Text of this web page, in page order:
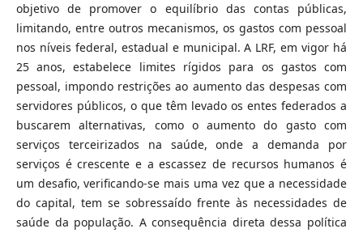
objetivo de promover o equilíbrio das contas públicas,
limitando, entre outros mecanismos, os gastos com pessoal
nos níveis federal, estadual e municipal. A LRF, em vigor há
25 anos, estabelece limites rígidos para os gastos com
pessoal, impondo restrições ao aumento das despesas com
servidores públicos, o que têm levado os entes federados a
buscarem alternativas, como o aumento do gasto com
serviços terceirizados na saúde, onde a demanda por
serviços é crescente e a escassez de recursos humanos é
um desafio, verificando-se mais uma vez que a necessidade
do capital, tem se sobressaído frente às necessidades de
saúde da população. A consequência direta dessa política